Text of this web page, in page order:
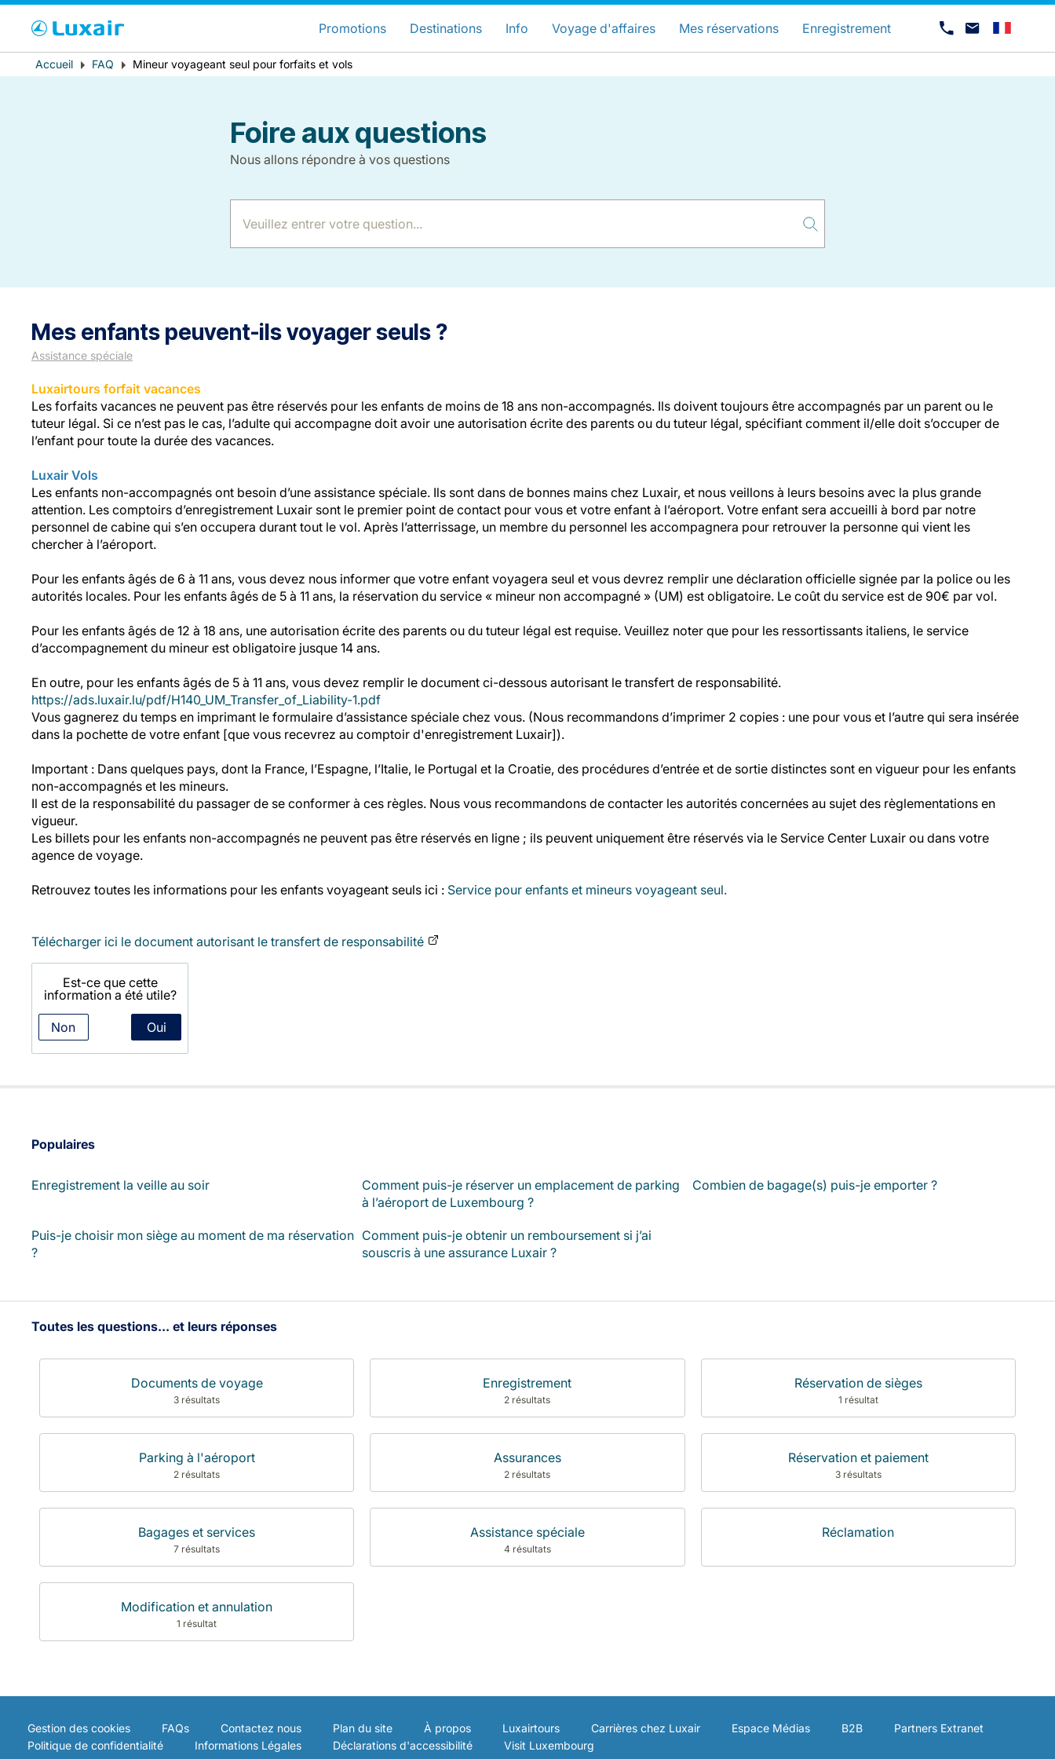
LuxairGroup Sites
Choisissez votre pays et langue préférés
Pays de résidence
Promotions Destinations Info Voyage d'affaires Mes réservations Enregistrement
Fil
Accueil FAQ Mineur voyageant seul pour forfaits et vols
Foire aux questions
Nous allons répondre à vos questions
Mes enfants peuvent-ils voyager seuls ?
Assistance spéciale
Luxairtours forfait vacances
Les forfaits vacances ne peuvent pas être réservés pour les enfants de moins de 18 ans non-accompagnés. Ils doivent toujours être accompagnés par un parent ou le
tuteur légal. Si ce n’est pas le cas, l’adulte qui accompagne doit avoir une autorisation écrite des parents ou du tuteur légal, spécifiant comment il/elle doit s’occuper de
l’enfant pour toute la durée des vacances.
Luxair Vols
Les enfants non-accompagnés ont besoin d’une assistance spéciale. Ils sont dans de bonnes mains chez Luxair, et nous veillons à leurs besoins avec la plus grande
attention. Les comptoirs d’enregistrement Luxair sont le premier point de contact pour vous et votre enfant à l’aéroport. Votre enfant sera accueilli à bord par notre
personnel de cabine qui s’en occupera durant tout le vol. Après l’atterrissage, un membre du personnel les accompagnera pour retrouver la personne qui vient les
chercher à l’aéroport.
Pour les enfants âgés de 6 à 11 ans, vous devez nous informer que votre enfant voyagera seul et vous devrez remplir une déclaration officielle signée par la police ou les
autorités locales. Pour les enfants âgés de 5 à 11 ans, la réservation du service « mineur non accompagné » (UM) est obligatoire. Le coût du service est de 90€ par vol.
Pour les enfants âgés de 12 à 18 ans, une autorisation écrite des parents ou du tuteur légal est requise. Veuillez noter que pour les ressortissants italiens, le service
d’accompagnement du mineur est obligatoire jusque 14 ans.
En outre, pour les enfants âgés de 5 à 11 ans, vous devez remplir le document ci-dessous autorisant le transfert de responsabilité.
https://ads.luxair.lu/pdf/H140_UM_Transfer_of_Liability-1.pdf
Vous gagnerez du temps en imprimant le formulaire d’assistance spéciale chez vous. (Nous recommandons d’imprimer 2 copies : une pour vous et l’autre qui sera insérée
dans la pochette de votre enfant [que vous recevrez au comptoir d'enregistrement Luxair]).
Important : Dans quelques pays, dont la France, l’Espagne, l’Italie, le Portugal et la Croatie, des procédures d’entrée et de sortie distinctes sont en vigueur pour les enfants
non-accompagnés et les mineurs.
Il est de la responsabilité du passager de se conformer à ces règles. Nous vous recommandons de contacter les autorités concernées au sujet des règlementations en
vigueur.
Les billets pour les enfants non-accompagnés ne peuvent pas être réservés en ligne ; ils peuvent uniquement être réservés via le Service Center Luxair ou dans votre
agence de voyage.
Retrouvez toutes les informations pour les enfants voyageant seuls ici : Service pour enfants et mineurs voyageant seul.
Télécharger ici le document autorisant le transfert de responsabilité
Est-ce que cette
information a été utile?
Non Oui
Populaires
Enregistrement la veille au soir
Comment puis-je réserver un emplacement de parking
à l’aéroport de Luxembourg ?
Combien de bagage(s) puis-je emporter ?
Puis-je choisir mon siège au moment de ma réservation
?
Comment puis-je obtenir un remboursement si j’ai
souscris à une assurance Luxair ?
Toutes les questions... et leurs réponses
Documents de voyage
3 résultats
Enregistrement
2 résultats
Réservation de sièges
1 résultat
Parking à l'aéroport
2 résultats
Assurances
2 résultats
Réservation et paiement
3 résultats
Bagages et services
7 résultats
Assistance spéciale
4 résultats
Réclamation
Modification et annulation
1 résultat
Gestion des cookies FAQs Contactez nous Plan du site À propos Luxairtours Carrières chez Luxair Espace Médias B2B
Partners Extranet
Politique de confidentialité
Informations Légales Déclarations d'accessibilité Visit Luxembourg